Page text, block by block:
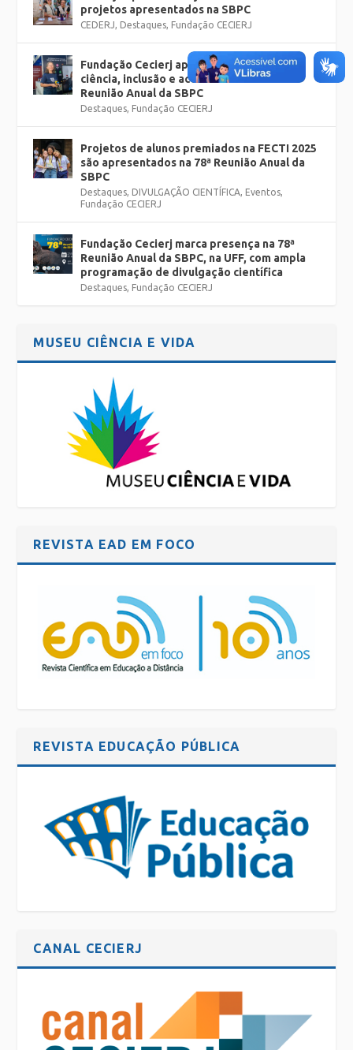
projetos apresentados na SBPC
CEDERJ, Destaques, Fundação CECIERJ
Fundação Cecierj apresenta projetos de
ciência, inclusão e acessibilidade na 78ª
Reunião Anual da SBPC
Destaques, Fundação CECIERJ
Projetos de alunos premiados na FECTI 2025
são apresentados na 78ª Reunião Anual da
SBPC
Destaques, DIVULGAÇÃO CIENTÍFICA, Eventos,
Fundação CECIERJ
Fundação Cecierj marca presença na 78ª
Reunião Anual da SBPC, na UFF, com ampla
programação de divulgação científica
Destaques, Fundação CECIERJ
MUSEU CIÊNCIA E VIDA
REVISTA EAD EM FOCO
REVISTA EDUCAÇÃO PÚBLICA
CANAL CECIERJ